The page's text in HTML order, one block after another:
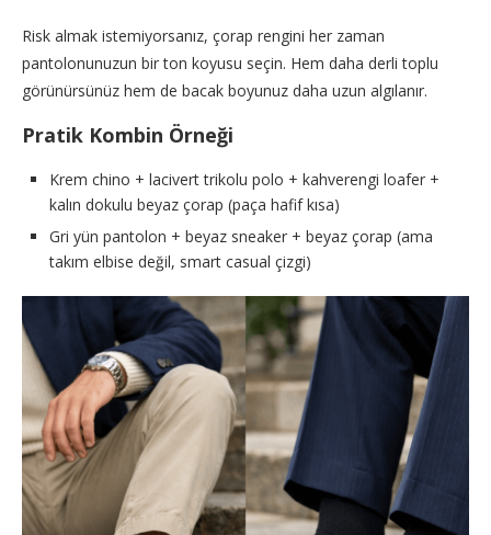
Risk almak istemiyorsanız, çorap rengini her zaman
pantolonunuzun bir ton koyusu seçin. Hem daha derli toplu
görünürsünüz hem de bacak boyunuz daha uzun algılanır.
Pratik Kombin Örneği
Krem chino + lacivert trikolu polo + kahverengi loafer +
kalın dokulu beyaz çorap (paça hafif kısa)
Gri yün pantolon + beyaz sneaker + beyaz çorap (ama
takım elbise değil, smart casual çizgi)